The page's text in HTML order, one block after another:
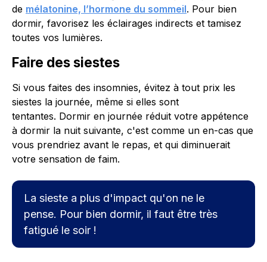
de mélatonine, l’hormone du sommeil. Pour bien
dormir, favorisez les éclairages indirects et tamisez
toutes vos lumières.
Faire des siestes
Si vous faites des insomnies, évitez à tout prix les
siestes la journée, même si elles sont
tentantes. Dormir en journée réduit votre appétence
à dormir la nuit suivante, c'est comme un en-cas que
vous prendriez avant le repas, et qui diminuerait
votre sensation de faim.
La sieste a plus d'impact qu'on ne le
pense. Pour bien dormir, il faut être très
fatigué le soir !